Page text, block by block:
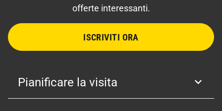
offerte interessanti.
ISCRIVITI ORA
Pianificare la visita